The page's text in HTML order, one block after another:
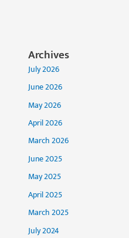
Archives
July 2026
June 2026
May 2026
April 2026
March 2026
June 2025
May 2025
April 2025
March 2025
July 2024